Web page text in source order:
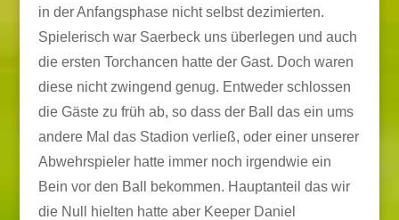
in der Anfangsphase nicht selbst dezimierten.
Spielerisch war Saerbeck uns überlegen und auch
die ersten Torchancen hatte der Gast. Doch waren
diese nicht zwingend genug. Entweder schlossen
die Gäste zu früh ab, so dass der Ball das ein ums
andere Mal das Stadion verließ, oder einer unserer
Abwehrspieler hatte immer noch irgendwie ein
Bein vor den Ball bekommen. Hauptanteil das wir
die Null hielten hatte aber Keeper Daniel